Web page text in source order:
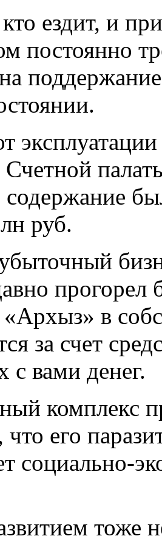
ездит, и
постоянно
руб.
в
за счет
с вами денег.
комплекс
что его
социально-
тоже